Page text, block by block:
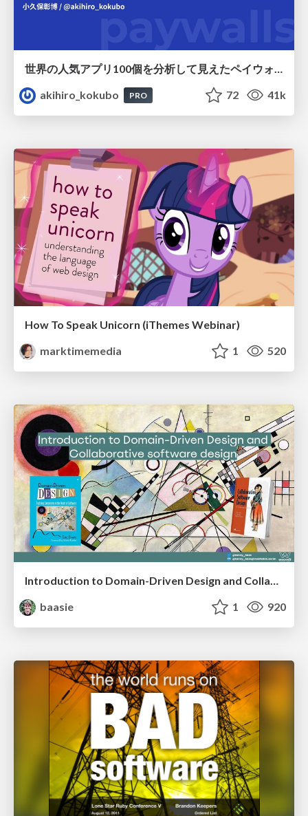
akihiro_kokubo
PRO 72 41k
How To Speak Unicorn (iThemes Webinar)
marktimemedia
1 520
Introduction to Domain-Driven Design and Collaborative software design
baasie
1 920